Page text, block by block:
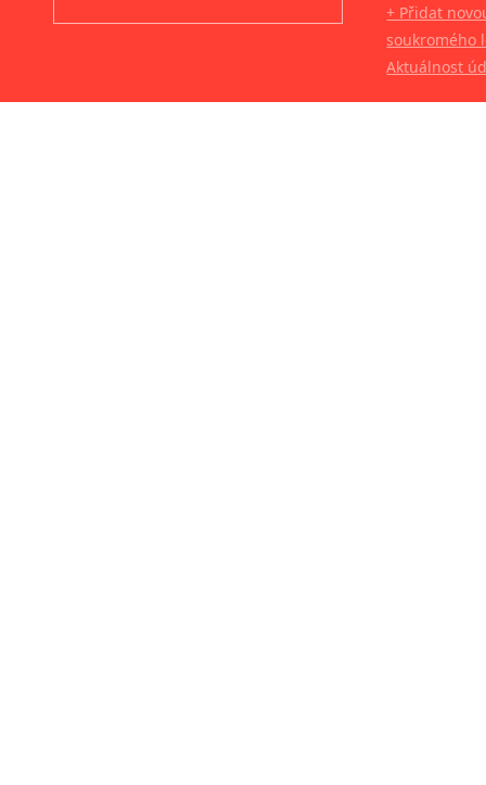
+ Přidat
soukromého
Aktuálnost